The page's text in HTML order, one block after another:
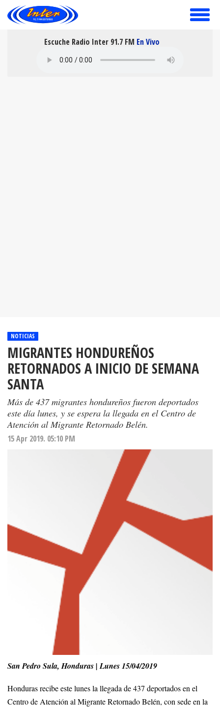
toggle
Escuche Radio Inter 91.7 FM En Vivo
NOTICIAS
MIGRANTES HONDUREÑOS
RETORNADOS A INICIO DE SEMANA
SANTA
Más de 437 migrantes hondureños fueron deportados
este día lunes, y se espera la llegada en el Centro de
Atención al Migrante Retornado Belén.
15 Apr 2019. 05:10 PM
San Pedro Sula, Honduras | Lunes 15/04/2019
Honduras recibe este lunes la llegada de 437 deportados en el
Centro de Atención al Migrante Retornado Belén, con sede en la